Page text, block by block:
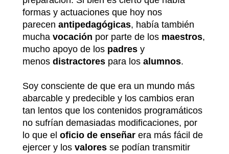
formas y actuaciones que hoy nos
parecen antipedagógicas, había también
mucha vocación por parte de los maestros,
mucho apoyo de los padres y
menos distractores para los alumnos.
Soy consciente de que era un mundo más
abarcable y predecible y los cambios eran
tan lentos que los contenidos programáticos
no sufrían demasiadas modificaciones, por
lo que el oficio de enseñar era más fácil de
ejercer y los valores se podían transmitir